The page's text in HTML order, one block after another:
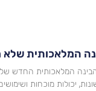
מוכחות ושימושים